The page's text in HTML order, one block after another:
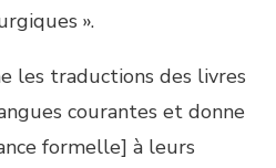
».
les traductions des livres
courantes et donne
formelle] à leurs